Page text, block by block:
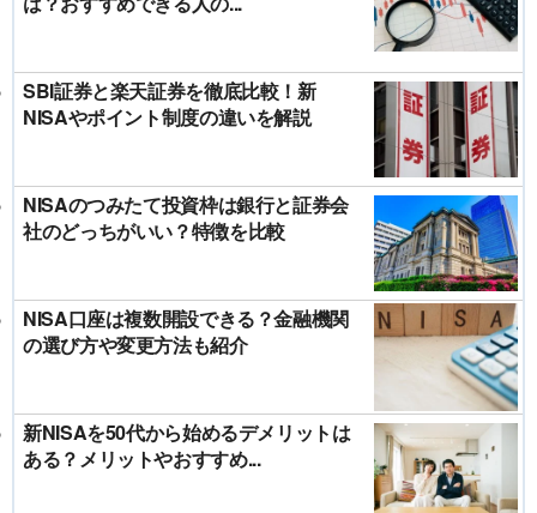
SBI証券と楽天証券を徹底比較！新
NISAやポイント制度の違いを解説
NISAのつみたて投資枠は銀行と証券会
社のどっちがいい？特徴を比較
NISA口座は複数開設できる？金融機関
の選び方や変更方法も紹介
新NISAを50代から始めるデメリットは
ある？メリットやおすすめ...